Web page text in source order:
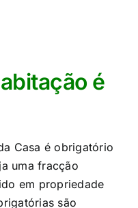
é
Casa é obrigatório
uma fracção
em propriedade
são